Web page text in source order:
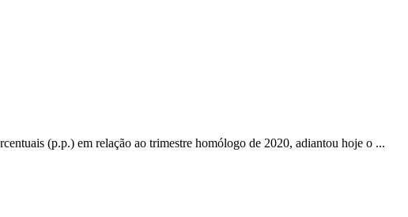
(p.p.) em relação ao trimestre homólogo de 2020, adiantou hoje o ...